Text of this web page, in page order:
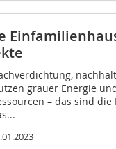
grauer Energie
– das sind